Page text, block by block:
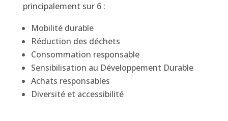
principalement sur 6 :
Mobilité durable
Réduction des déchets
Consommation responsable
Sensibilisation au Développement Durable
Achats responsables
Diversité et accessibilité